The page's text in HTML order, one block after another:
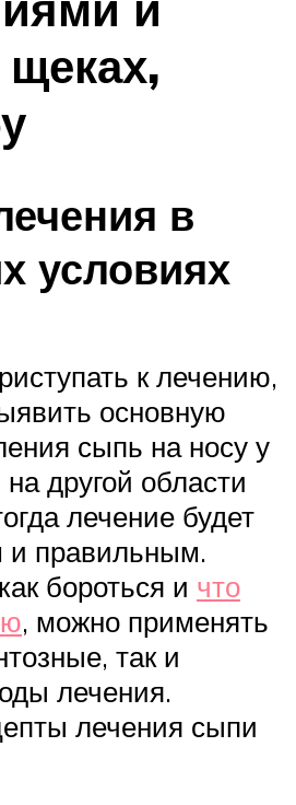
в
условиях
к лечению,
основную
сыпь на носу у
другой области
лечение будет
правильным.
бороться и что
, можно применять
так и
лечения.
лечения сыпи